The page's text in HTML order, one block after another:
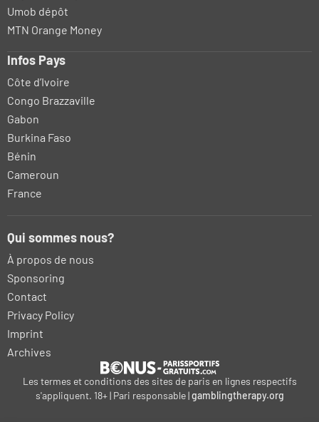
Umob dépôt
MTN Orange Money
Infos Pays
Côte d’Ivoire
Congo Brazzaville
Gabon
Burkina Faso
Bénin
Cameroun
France
Qui sommes nous?
À propos de nous
Sponsoring
Contact
Privacy Policy
Imprint
Archives
Les termes et conditions des sites de paris en lignes respectifs
s'appliquent. 18+ | Pari responsable |gamblingtherapy.org